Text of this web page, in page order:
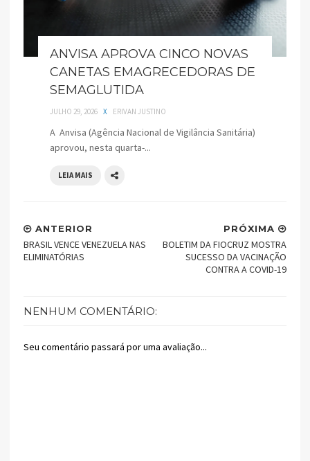
ANVISA APROVA CINCO NOVAS
CANETAS EMAGRECEDORAS DE
SEMAGLUTIDA
JULHO 29, 2026 X ERIVAN JUSTINO
A Anvisa (Agência Nacional de Vigilância Sanitária)
aprovou, nesta quarta-...
LEIA MAIS
PRÓXIMA
BOLETIM DA FIOCRUZ MOSTRA
SUCESSO DA VACINAÇÃO
CONTRA A COVID-19
ANTERIOR
BRASIL VENCE VENEZUELA NAS
ELIMINATÓRIAS
NENHUM COMENTÁRIO:
Seu comentário passará por uma avaliação...